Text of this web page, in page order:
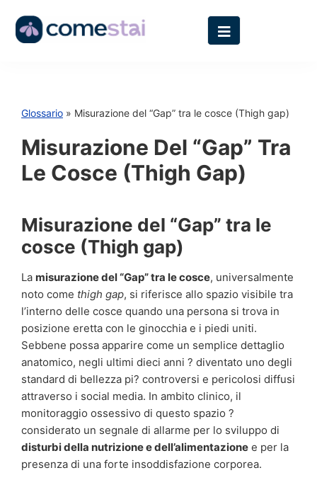
Glossario » Misurazione del “Gap” tra le cosce (Thigh gap)
Misurazione Del “Gap” Tra
Le Cosce (Thigh Gap)
Misurazione del “Gap” tra le
cosce (Thigh gap)
La misurazione del “Gap” tra le cosce, universalmente
noto come thigh gap, si riferisce allo spazio visibile tra
l’interno delle cosce quando una persona si trova in
posizione eretta con le ginocchia e i piedi uniti.
Sebbene possa apparire come un semplice dettaglio
anatomico, negli ultimi dieci anni ? diventato uno degli
standard di bellezza pi? controversi e pericolosi diffusi
attraverso i social media. In ambito clinico, il
monitoraggio ossessivo di questo spazio ?
considerato un segnale di allarme per lo sviluppo di
disturbi della nutrizione e dell’alimentazione e per la
presenza di una forte insoddisfazione corporea.